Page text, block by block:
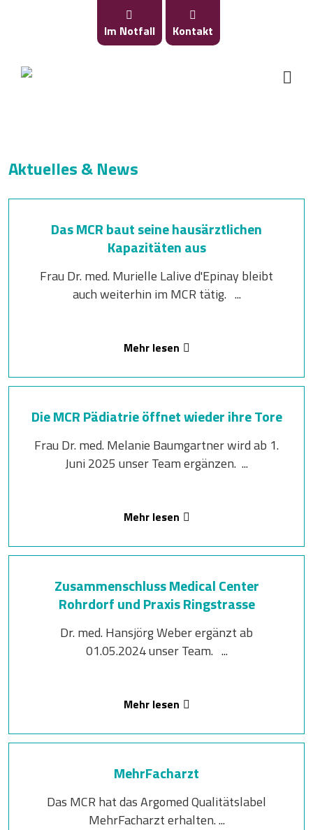
Im Notfall Kontakt
Aktuelles & News
Das MCR baut seine hausärztlichen
Kapazitäten aus
Frau Dr. med. Murielle Lalive d'Epinay bleibt
auch weiterhin im MCR tätig. ...
Mehr lesen
Die MCR Pädiatrie öffnet wieder ihre Tore
Frau Dr. med. Melanie Baumgartner wird ab 1.
Juni 2025 unser Team ergänzen. ...
Mehr lesen
Zusammenschluss Medical Center
Rohrdorf und Praxis Ringstrasse
Dr. med. Hansjörg Weber ergänzt ab
01.05.2024 unser Team. ...
Mehr lesen
MehrFacharzt
Das MCR hat das Argomed Qualitätslabel
MehrFacharzt erhalten. ...